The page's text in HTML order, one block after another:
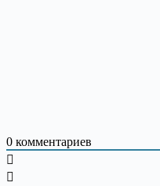
0 комментариев